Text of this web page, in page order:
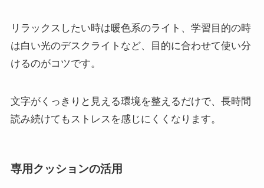
リラックスしたい時は暖色系のライト、学習目的の時
は白い光のデスクライトなど、目的に合わせて使い分
けるのがコツです。
文字がくっきりと見える環境を整えるだけで、長時間
読み続けてもストレスを感じにくくなります。
専用クッションの活用